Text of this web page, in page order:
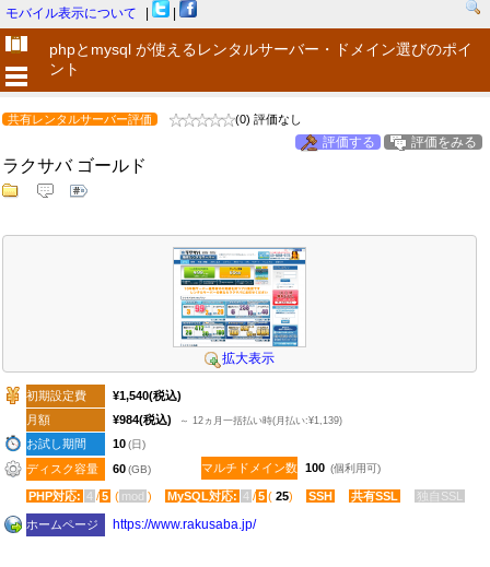
モバイル表示について
phpとmysql が使えるレンタルサーバー・ドメイン選びのポイ
ント
共有レンタルサーバー評価 (0) 評価なし
評価する 評価をみる
ラクサバ ゴールド
拡大表示
初期設定費 ¥1,540(税込)
月額
¥984(税込) ～ 12ヵ月一括払い時(月払い:¥1,139)
お試し期間 10(日)
ディスク容量 60(GB) マルチドメイン数 100 (個利用可)
PHP対応: 4 /5 ( mod ) MySQL対応: 4 /5 ( 25) SSH 共有SSL 独自SSL
ホームページ https:​/​/www.rakusaba.jp​/